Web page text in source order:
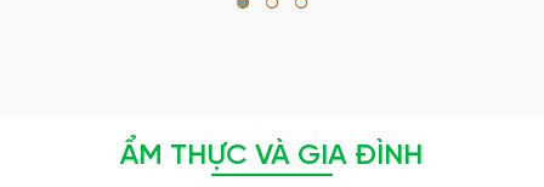
ẨM THỰC VÀ GIA ĐÌNH